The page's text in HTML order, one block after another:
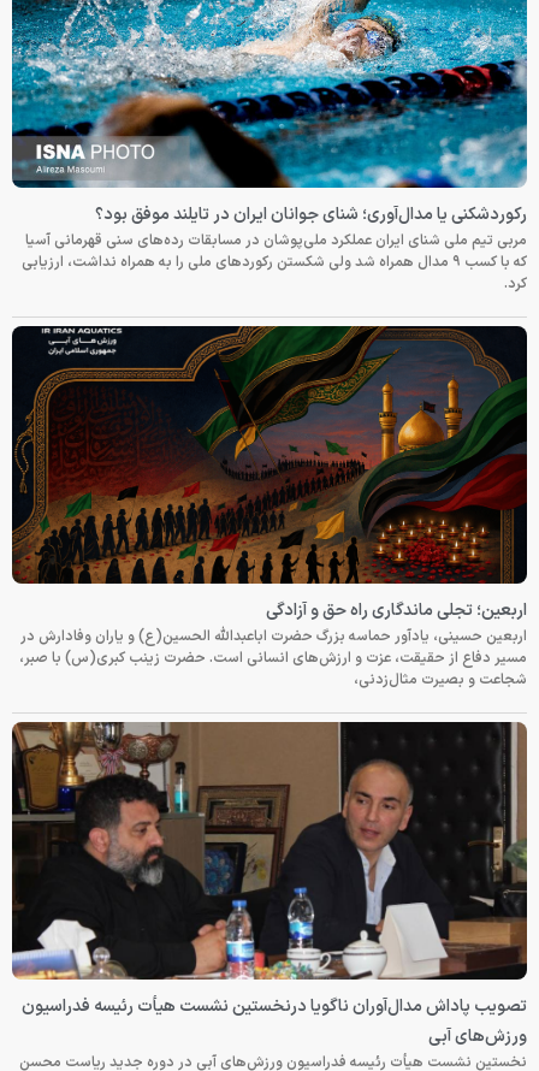
رکوردشکنی یا مدال‌آوری؛ شنای جوانان ایران در تایلند موفق بود؟
مربی تیم ملی شنای ایران عملکرد ملی‌پوشان در مسابقات رده‌های سنی قهرمانی آسیا
که با کسب ۹ مدال همراه شد ولی شکستن رکوردهای ملی را به همراه نداشت، ارزیابی
کرد.
اربعین؛ تجلی ماندگاری راه حق و آزادگی
اربعین حسینی، یادآور حماسه بزرگ حضرت اباعبدالله الحسین(ع) و یاران وفادارش در
مسیر دفاع از حقیقت، عزت و ارزش‌های انسانی است. حضرت زینب کبری(س) با صبر،
شجاعت و بصیرت مثال‌زدنی،
تصویب پاداش مدال‌آوران ناگویا درنخستین نشست هیأت رئیسه فدراسیون
ورزش‌های آبی
نخستین نشست هیأت رئیسه فدراسیون ورزش‌های آبی در دوره جدید ریاست محسن